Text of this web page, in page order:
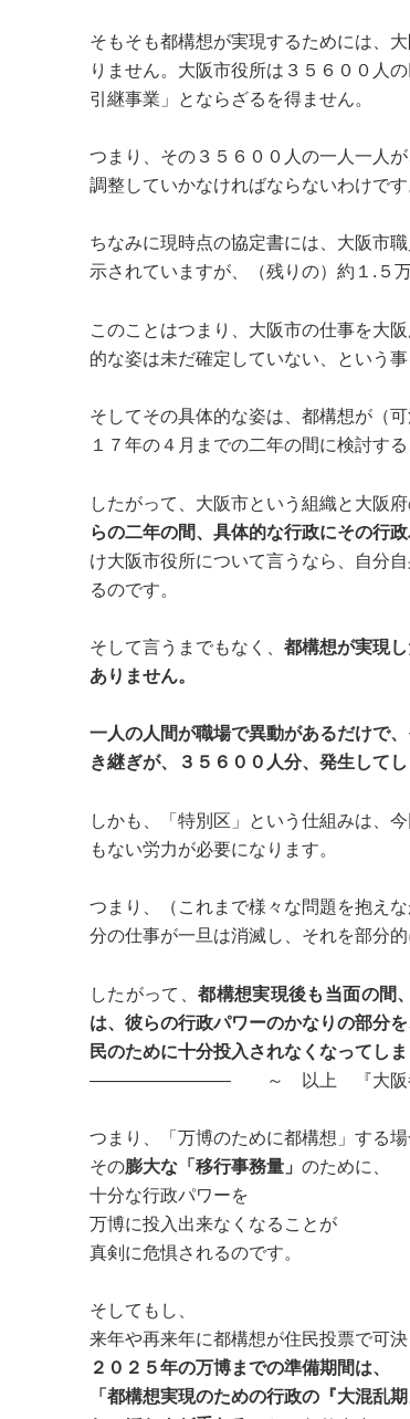
そもそも都構想が実現するためには、
りません。大阪市役所は３５６００人
引継事業」とならざるを得ません。
つまり、その３５６００人の一人一人
調整していかなければならないわけです
ちなみに現時点の協定書には、大阪市
示されていますが、（残りの）約１.５
このことはつまり、大阪市の仕事を大
的な姿は未だ確定していない、という事
そしてその具体的な姿は、都構想が（
１７年の４月までの二年の間に検討する
したがって、大阪市という組織と大阪
らの二年の間、具体的な行政にその行
け大阪市役所について言うなら、自分
るのです。
そして言うまでもなく、都構想が実現
ありません。
一人の人間が職場で異動があるだけで
き継ぎが、３５６００人分、発生してし
しかも、「特別区」という仕組みは、
もない労力が必要になります。
つまり、（これまで様々な問題を抱え
分の仕事が一旦は消滅し、それを部分
したがって、都構想実現後も当面の間
は、彼らの行政パワーのかなりの部分
民のために十分投入されなくなってしま
―――――――― ～ 以上 『大阪都構
つまり、「万博のために都構想」する場
その膨大な「移行事務量」 のために、
十分な行政パワーを
万博に投入出来なくなることが
真剣に危惧されるのです。
そしてもし、
来年や再来年に都構想が住民投票で可決
２０２５年の万博までの準備期間は、
「都構想実現のための行政の『大混乱期